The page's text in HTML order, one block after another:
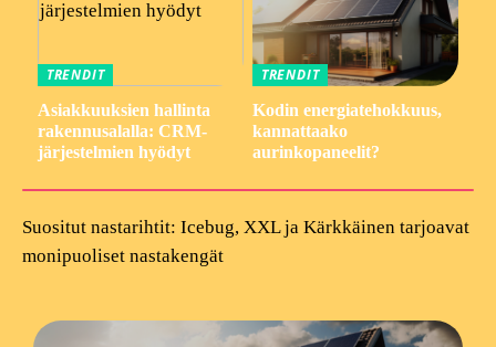
TRENDIT
Asiakkuuksien hallinta
rakennusalalla: CRM-
järjestelmien hyödyt
TRENDIT
Kodin energiatehokkuus,
kannattaako
aurinkopaneelit?
Suositut nastarihtit: Icebug, XXL ja Kärkkäinen tarjoavat
monipuoliset nastakengät